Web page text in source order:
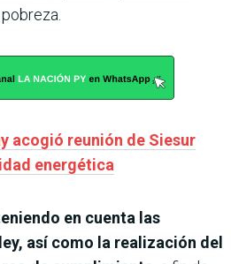
acogió reunión de Siesur
energética
en cuenta las
así como la realización del